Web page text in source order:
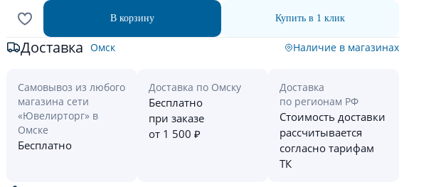
В корзину Купить в 1 клик
Доставка Омск Наличие в магазинах
Самовывоз из любого
магазина сети
«Ювелирторг» в
Омске
Бесплатно
Доставка по Омску
Бесплатно
при заказе
от 1 500 ₽
Доставка
по регионам РФ
Стоимость доставки
рассчитывается
согласно тарифам
ТК